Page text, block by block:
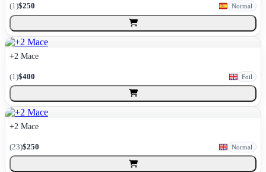
(1)$250 Normal
+2 Mace
(1)$400 Foil
+2 Mace
(23)$250 Normal